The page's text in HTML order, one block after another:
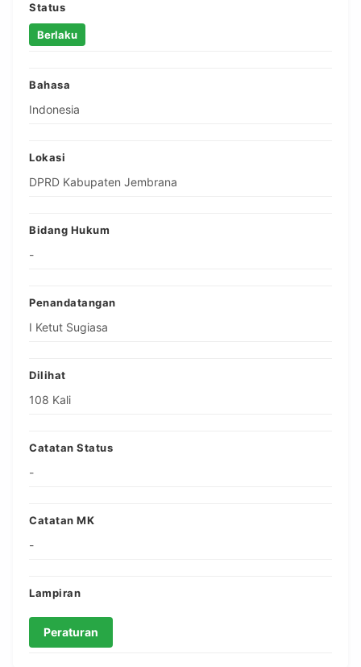
Status
Berlaku
Bahasa
Indonesia
Lokasi
DPRD Kabupaten Jembrana
Bidang Hukum
-
Penandatangan
I Ketut Sugiasa
Dilihat
108 Kali
Catatan Status
-
Catatan MK
-
Lampiran
Peraturan